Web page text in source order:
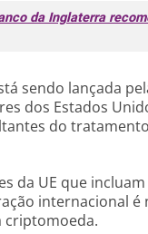
da Inglaterra
sendo lançada
dos Estados
do
da UE que
internacional
criptomoeda.